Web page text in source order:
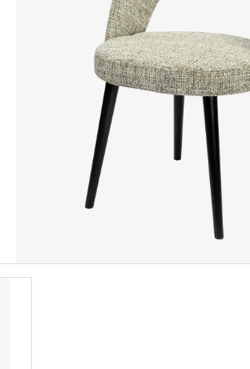
Sfeerimpressie slaapkamerkasten
Vloeren
Stalen
Verlichting